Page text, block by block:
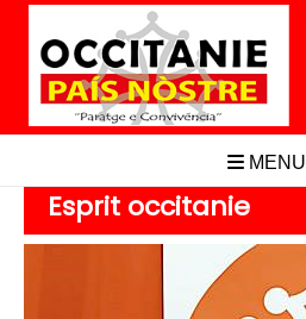
Aller
contenu
MENU
Esprit occitanie